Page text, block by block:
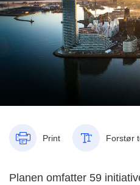
Print Forstør
Planen omfatter 59